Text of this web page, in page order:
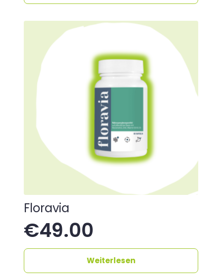
Floravia
€49.00
Weiterlesen